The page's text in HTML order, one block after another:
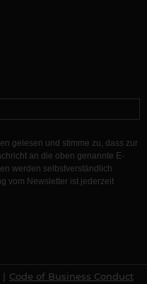
gelesen und stimme zu, dass zur
an die oben genannte E-
werden selbstverständlich
vom Newsletter ist jederzeit
Code of Business Conduct